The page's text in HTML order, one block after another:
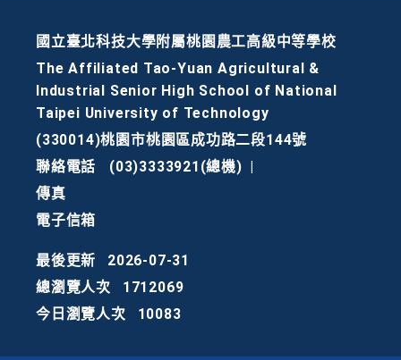
國立臺北科技大學附屬桃園農工高級中等學校
The Affiliated Tao-Yuan Agricultural &
Industrial Senior High School of National
Taipei University of Technology
(330014)桃園市桃園區成功路二段144號
聯絡電話
(03)3333921(總機)
傳真
電子信箱
最後更新
2026-07-31
總瀏覽人次
1712069
今日瀏覽人次
10083